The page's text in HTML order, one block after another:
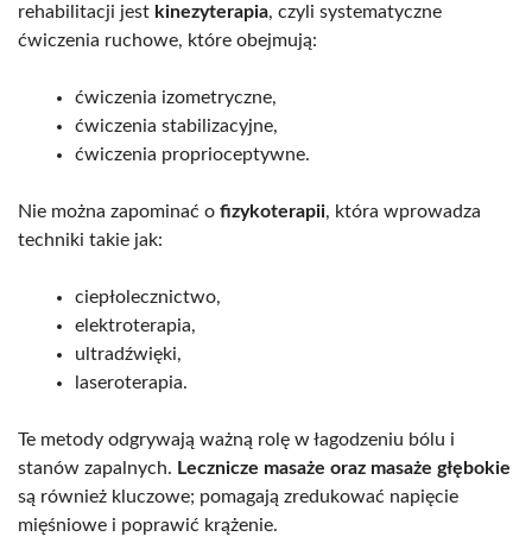
rehabilitacji jest kinezyterapia, czyli systematyczne
ćwiczenia ruchowe, które obejmują:
ćwiczenia izometryczne,
ćwiczenia stabilizacyjne,
ćwiczenia proprioceptywne.
Nie można zapominać o fizykoterapii, która wprowadza
techniki takie jak:
ciepłolecznictwo,
elektroterapia,
ultradźwięki,
laseroterapia.
Te metody odgrywają ważną rolę w łagodzeniu bólu i
stanów zapalnych. Lecznicze masaże oraz masaże głębokie
są również kluczowe; pomagają zredukować napięcie
mięśniowe i poprawić krążenie.